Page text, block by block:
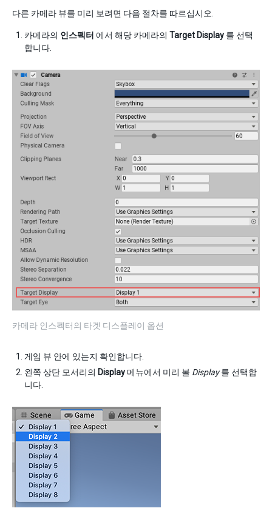
다른 카메라 뷰를 미리 보려면 다음 절차를 따르십시오.
카메라의 인스펙터 에서 해당 카메라의 Target Display 를 선택
합니다.
카메라 인스펙터의 타겟 디스플레이 옵션
게임 뷰 안에 있는지 확인합니다.
왼쪽 상단 모서리의 Display메뉴에서 미리 볼 Display를 선택합
니다.